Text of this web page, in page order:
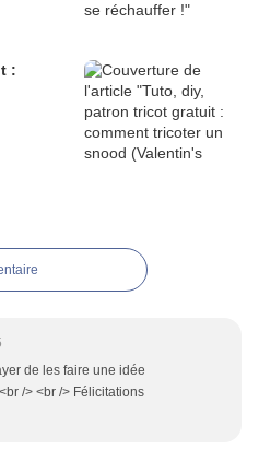
de les faire une idée
/> <br /> Félicitations